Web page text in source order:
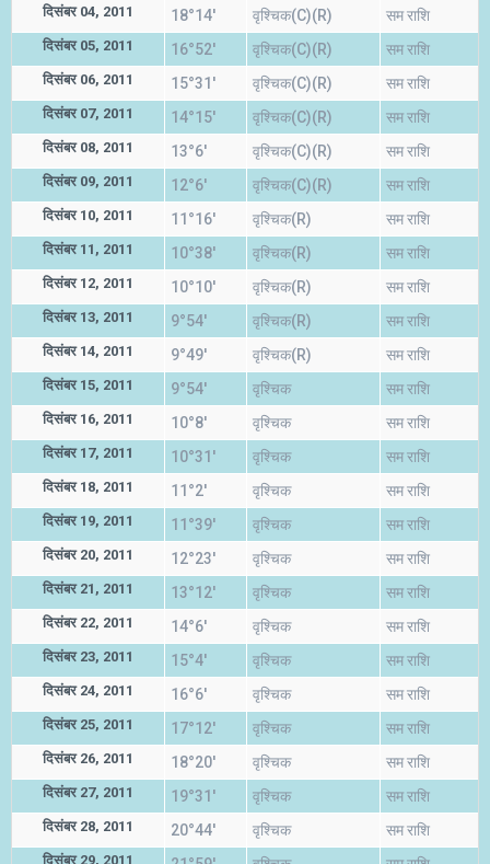
दिसंबर 04, 2011 18°14' वृश्चिक(C)(R) सम राशि
दिसंबर 05, 2011 16°52' वृश्चिक(C)(R) सम राशि
दिसंबर 06, 2011 15°31' वृश्चिक(C)(R) सम राशि
दिसंबर 07, 2011 14°15' वृश्चिक(C)(R) सम राशि
दिसंबर 08, 2011 13°6' वृश्चिक(C)(R) सम राशि
दिसंबर 09, 2011 12°6' वृश्चिक(C)(R) सम राशि
दिसंबर 10, 2011 11°16' वृश्चिक(R) सम राशि
दिसंबर 11, 2011 10°38' वृश्चिक(R) सम राशि
दिसंबर 12, 2011 10°10' वृश्चिक(R) सम राशि
दिसंबर 13, 2011 9°54' वृश्चिक(R) सम राशि
दिसंबर 14, 2011 9°49' वृश्चिक(R) सम राशि
दिसंबर 15, 2011 9°54' वृश्चिक सम राशि
दिसंबर 16, 2011 10°8' वृश्चिक सम राशि
दिसंबर 17, 2011 10°31' वृश्चिक सम राशि
दिसंबर 18, 2011 11°2' वृश्चिक सम राशि
दिसंबर 19, 2011 11°39' वृश्चिक सम राशि
दिसंबर 20, 2011 12°23' वृश्चिक सम राशि
दिसंबर 21, 2011 13°12' वृश्चिक सम राशि
दिसंबर 22, 2011 14°6' वृश्चिक सम राशि
दिसंबर 23, 2011 15°4' वृश्चिक सम राशि
दिसंबर 24, 2011 16°6' वृश्चिक सम राशि
दिसंबर 25, 2011 17°12' वृश्चिक सम राशि
दिसंबर 26, 2011 18°20' वृश्चिक सम राशि
दिसंबर 27, 2011 19°31' वृश्चिक सम राशि
दिसंबर 28, 2011 20°44' वृश्चिक सम राशि
दिसंबर 29, 2011